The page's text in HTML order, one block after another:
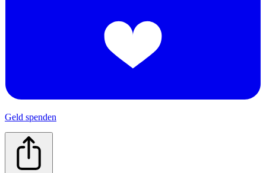
Geld spenden